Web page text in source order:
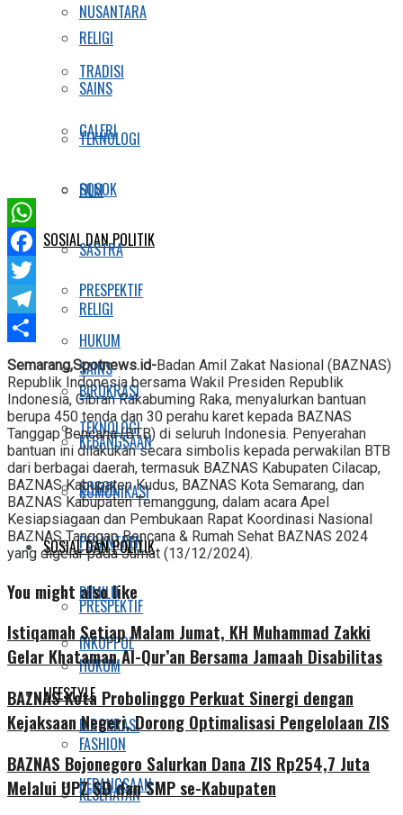
RELIGI
SAINS
TEKNOLOGI
SOSOK
SOSIAL DAN POLITIK
PRESPEKTIF
HUKUM
BIROKRASI
KEBANGSAAN
KOMUNIKASI
PESANTREN
PEMILU
INKOPPOL
LIFESTYLE
FASHION
KESEHATAN
NUSANTARA
TRADISI
GALERI
FILM
SASTRA
RELIGI
SAINS
TEKNOLOGI
SOSOK
SOSIAL DAN POLITIK
PRESPEKTIF
HUKUM
BIROKRASI
KEBANGSAAN
WhatsApp
Facebook
Twitter
Telegram
Share
Semarang,Spotnews.id-Badan Amil Zakat Nasional (BAZNAS)
Republik Indonesia bersama Wakil Presiden Republik
Indonesia, Gibran Rakabuming Raka, menyalurkan bantuan
berupa 450 tenda dan 30 perahu karet kepada BAZNAS
Tanggap Bencana (BTB) di seluruh Indonesia. Penyerahan
bantuan ini dilakukan secara simbolis kepada perwakilan BTB
dari berbagai daerah, termasuk BAZNAS Kabupaten Cilacap,
BAZNAS Kabupaten Kudus, BAZNAS Kota Semarang, dan
BAZNAS Kabupaten Temanggung, dalam acara Apel
Kesiapsiagaan dan Pembukaan Rapat Koordinasi Nasional
BAZNAS Tanggap Bencana & Rumah Sehat BAZNAS 2024
yang digelar pada Jumat (13/12/2024).
You might also like
Istiqamah Setiap Malam Jumat, KH Muhammad Zakki
Gelar Khataman Al-Qur’an Bersama Jamaah Disabilitas
BAZNAS Kota Probolinggo Perkuat Sinergi dengan
Kejaksaan Negeri, Dorong Optimalisasi Pengelolaan ZIS
BAZNAS Bojonegoro Salurkan Dana ZIS Rp254,7 Juta
Melalui UPZ SD dan SMP se-Kabupaten